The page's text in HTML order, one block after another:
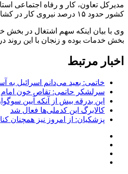
مدیرکل تعاون، کار و رفاه اجتماعی
کشور حدود ۱۵ درصد نیروی کار در کشاورزی فعال بودند، این رقم در زنجان به ۳۳ درصد رسید، اما در سال‌های اخیر و با اجرای سند توسعه استان، شاهد افزایش قابل توجه سهم بخش خدمات هستیم.
بخش خدمات بوده و زنجان با این
اخبار مرتبط
خاتمی: بعید می‌دانم اسرائیل به
سرلشکر حاتمی: تقاص خون امام
این بدرقه بیش از آنکه آیین
کالابرگ این کدملی‌ها فعال شد
پزشکیان: از امروز نیز همچنان